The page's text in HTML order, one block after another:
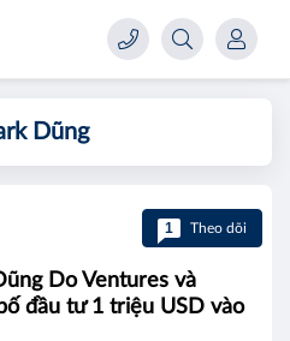
Dũng
1 Theo dõi
Do Ventures và
đầu tư 1 triệu USD vào